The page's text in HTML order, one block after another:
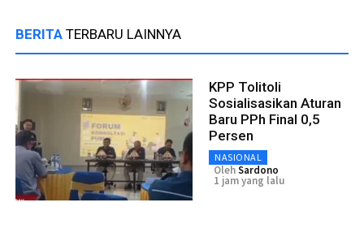
BERITA TERBARU LAINNYA
KPP Tolitoli
Sosialisasikan Aturan
Baru PPh Final 0,5
Persen
NASIONAL
OlehSardono
1 jam yang lalu